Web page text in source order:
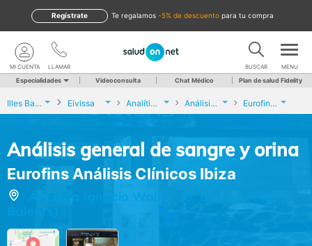
te regalamos -5% de descuento para tu compra
Regístrate
LLAMAR
MI CUENTA BUSCAR MENU
Especialidades Videoconsulta Chat Médico Plan de salud Fidelity
Illes Balears Eivissa Analíticas y Genética Análisis general de sangre y orina Eurofins Análisis Clínicos Ibiza
Análisis general de sangre y orina
Eurofins Análisis Clínicos Ibiza
Avenida Ignacio Wallis, 35, Eivissa (Illes